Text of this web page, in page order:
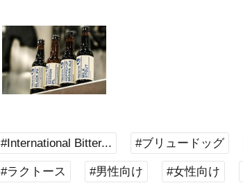
#International Bitter... #ブリュードッグ
#ラクトース #男性向け #女性向け